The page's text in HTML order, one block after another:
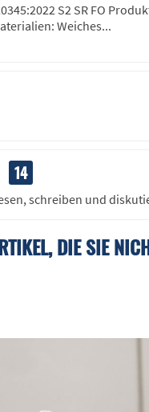
S2 SR FO
Weiches...
14
schreiben und
DIE SIE